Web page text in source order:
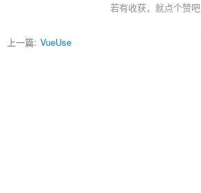
若有收获，就点个赞吧
上一篇: VueUse